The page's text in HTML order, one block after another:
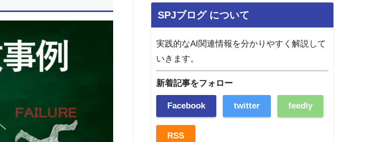
SPJブログ について
実践的なAI関連情報を分かりやすく解説して
いきます。
新着記事をフォロー
Facebook twitter feedly
RSS